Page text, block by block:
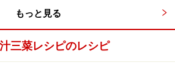
サイト】
もっと見る
三菜レシピのレシピ